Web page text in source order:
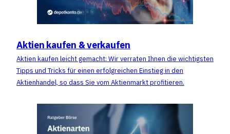
Aktien kaufen & verkaufen
Aktien kaufen leicht gemacht: Wir verraten Ihnen die wichtigsten
Tipps und Tricks für einen erfolgreichen Einstieg in den
Aktienhandel, so dass Sie vom Aktienmarkt profitieren.